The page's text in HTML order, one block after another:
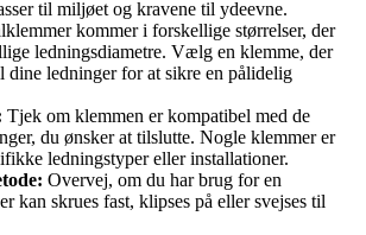
til miljøet og kravene til ydeevne.
kommer i forskellige størrelser, der
ledningsdiametre. Vælg en klemme, der
dine ledninger for at sikre en pålidelig
Tjek om klemmen er kompatibel med de
du ønsker at tilslutte. Nogle klemmer er
ledningstyper eller installationer.
Overvej, om du har brug for en
kan skrues fast, klipses på eller svejses til